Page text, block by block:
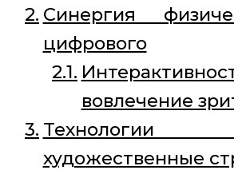
Синергия
цифрового
вовлечение
художественные